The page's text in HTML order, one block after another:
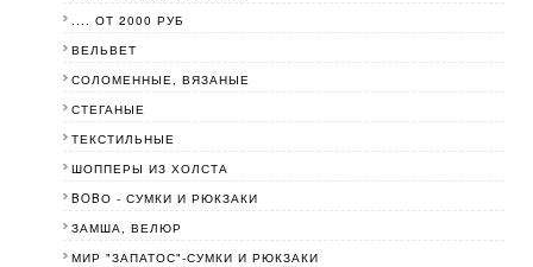
.... ОТ 2000 РУБ
ВЕЛЬВЕТ
СОЛОМЕННЫЕ, ВЯЗАНЫЕ
СТЕГАНЫЕ
ТЕКСТИЛЬНЫЕ
ШОППЕРЫ ИЗ ХОЛСТА
BOBО - СУМКИ И РЮКЗАКИ
ЗАМША, ВЕЛЮР
МИР "ЗАПАТОС"-СУМКИ И РЮКЗАКИ